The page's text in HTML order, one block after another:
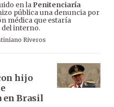
en la Penitenciaría
pública una denuncia por
médica que estaría
del interno.
Riveros
hijo
en Brasil